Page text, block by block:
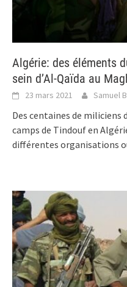
Algérie: des éléments
sein d’Al-Qaïda au
23 mars 2021 Samuel
Des centaines de
camps de Tindouf en
différentes organisations